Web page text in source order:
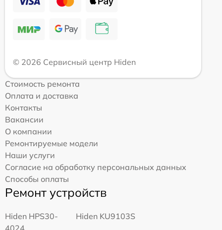
© 2026 Сервисный центр Hiden
Стоимость ремонта
Оплата и доставка
Контакты
Вакансии
О компании
Ремонтируемые модели
Наши услуги
Согласие на обработку персональных данных
Способы оплаты
Ремонт устройств
Hiden HPS30-
Hiden KU9103S